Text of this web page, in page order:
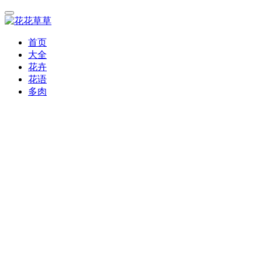
首页
大全
花卉
花语
多肉